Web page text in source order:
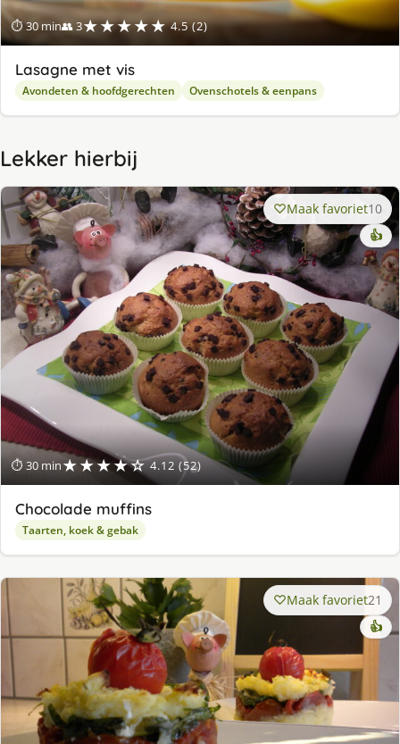
⏱ 30 min👥 3★★★★★ 4.5 (2)
Lasagne met vis
Avondeten & hoofdgerechten Ovenschotels & eenpans
Lekker hierbij
⏱ 30 min★★★★☆ 4.12 (52)
Maak favoriet10
👍
Chocolade muffins
Taarten, koek & gebak
Maak favoriet21
👍